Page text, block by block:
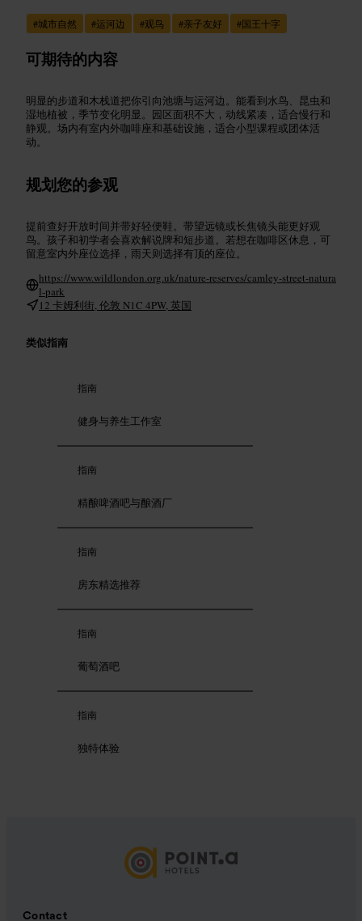
#城市自然 #运河边 #观鸟 #亲子友好 #国王十字
可期待的内容
明显的步道和木栈道把你引向池塘与运河边。能看到水鸟、昆虫和
湿地植被，季节变化明显。园区面积不大，动线紧凑，适合慢行和
静观。场内有室内外咖啡座和基础设施，适合小型课程或团体活
动。
规划您的参观
提前查好开放时间并带好轻便鞋。带望远镜或长焦镜头能更好观
鸟。孩子和初学者会喜欢解说牌和短步道。若想在咖啡区休息，可
留意室内外座位选择，雨天则选择有顶的座位。
https://www.wildlondon.org.uk/nature-reserves/camley-street-natura
l-park
12 卡姆利街, 伦敦 N1C 4PW, 英国
类似指南
指南
健身与养生工作室
指南
精酿啤酒吧与酿酒厂
指南
房东精选推荐
指南
葡萄酒吧
指南
独特体验
Contact